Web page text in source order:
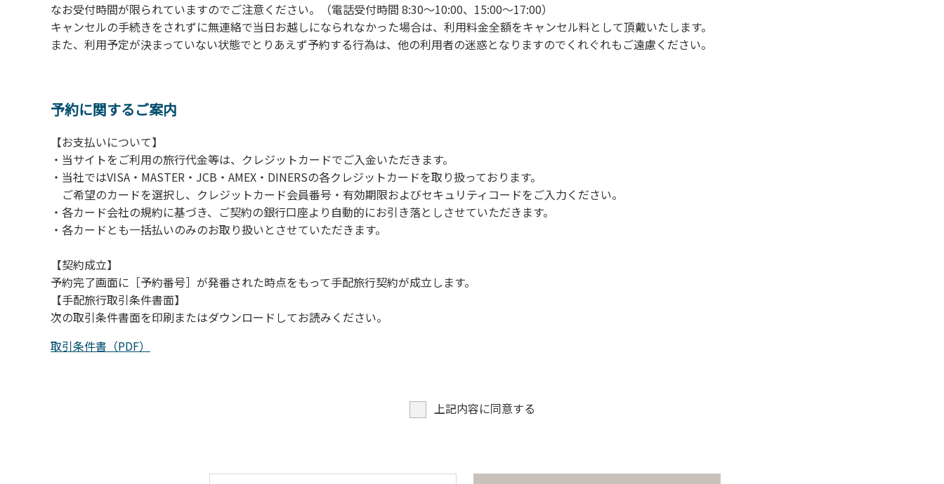
【禁止事項】
カラオケ、発電機、地面での直火による焚き火、キャンプファイヤー、打ち上げ式花火、テントサウナの設置
当キャンプ場のそばを流れる歴舟川は、上流で雨が降ると短時間で増水し、川原で遊んでいると大変危険な状態になりやすく、過去にも増水により人が流
（１）川原にテントやタープを張らない。
（２）雨が降ったときは川原で遊ばない。
（３）カムイコタン公園キャンプ場で雨が降らなくても、上流で雨が降り急に増水することがあるので、水の濁りに注意し、濁り始めたときには直ちに川原
での遊びを中止する。
（４）キャンプ場の管理者や地元住民から川についての注意や警告があった場合は素直に耳を傾け、指示に従う。
なお受付時間が限られていますのでご注意ください。（電話受付時間 8:30～10:00、15:00～17:00）
キャンセルの手続きをされずに無連絡で当日お越しになられなかった場合は、利用料金全額をキャンセル料として頂戴いたします。
また、利用予定が決まっていない状態でとりあえず予約する行為は、他の利用者の迷惑となりますのでくれぐれもご遠慮ください。
予約に関するご案内
【お支払いについて】
・当サイトをご利用の旅行代金等は、クレジットカードでご入金いただきます。
・当社ではVISA・MASTER・JCB・AMEX・DINERSの各クレジットカードを取り扱っております。
ご希望のカードを選択し、クレジットカード会員番号・有効期限およびセキュリティコードをご入力ください。
・各カード会社の規約に基づき、ご契約の銀行口座より自動的にお引き落としさせていただきます。
・各カードとも一括払いのみのお取り扱いとさせていただきます。
【契約成立】
予約完了画面に［予約番号］が発番された時点をもって手配旅行契約が成立します。
【手配旅行取引条件書面】
次の取引条件書面を印刷またはダウンロードしてお読みください。
取引条件書（PDF）
上記内容に同意する